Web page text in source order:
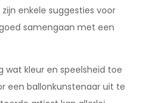
enkele suggesties voor
samengaan met een
wat kleur en speelsheid toe
een ballonkunstenaar uit te